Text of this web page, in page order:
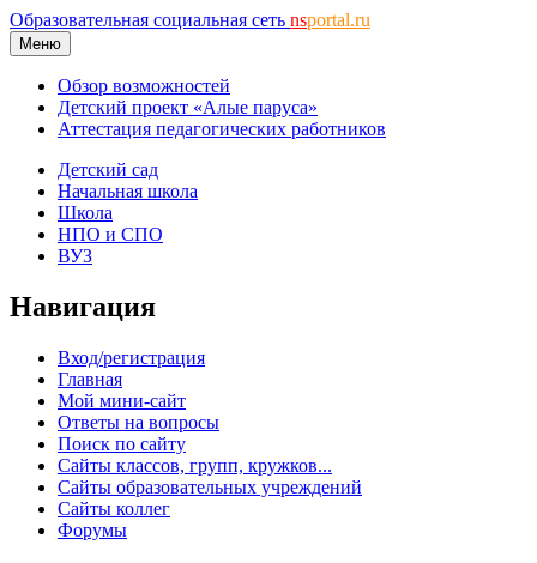
Образовательная социальная сеть nsportal.ru
Меню
Обзор возможностей
Детский проект «Алые паруса»
Аттестация педагогических работников
Детский сад
Начальная школа
Школа
НПО и СПО
ВУЗ
Навигация
Вход/регистрация
Главная
Мой мини-сайт
Ответы на вопросы
Поиск по сайту
Сайты классов, групп, кружков...
Сайты образовательных учреждений
Сайты коллег
Форумы